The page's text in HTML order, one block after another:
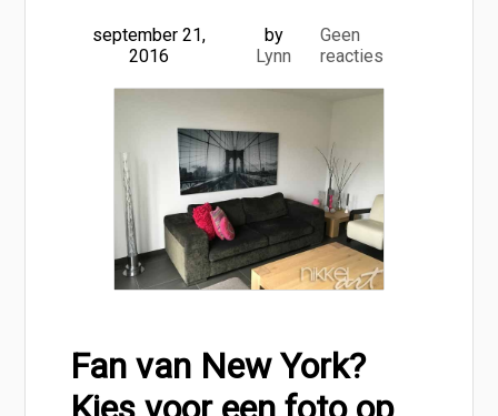
september 21,
2016
by
Lynn
Geen
reacties
Fan van New York?